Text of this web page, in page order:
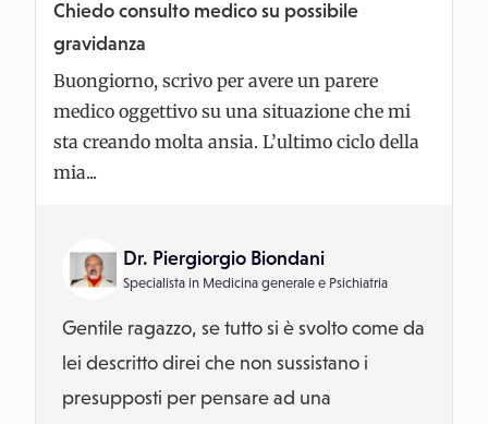
Chiedo consulto medico su possibile
gravidanza
Buongiorno, scrivo per avere un parere
medico oggettivo su una situazione che mi
sta creando molta ansia. L’ultimo ciclo della
mia...
Dr. Piergiorgio Biondani
Specialista in Medicina generale e Psichiatria
Gentile ragazzo, se tutto si è svolto come da
lei descritto direi che non sussistano i
presupposti per pensare ad una